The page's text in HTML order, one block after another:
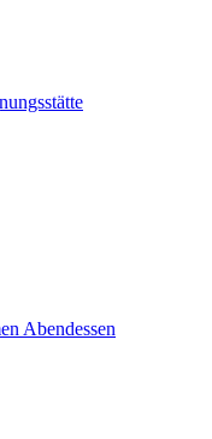
Abendessen